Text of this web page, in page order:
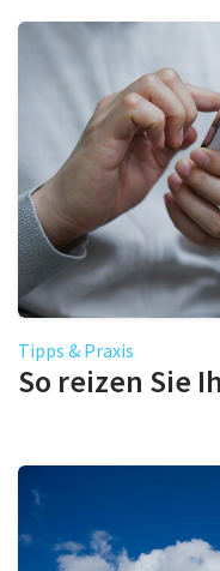
Tipps & Praxis
So reizen Sie